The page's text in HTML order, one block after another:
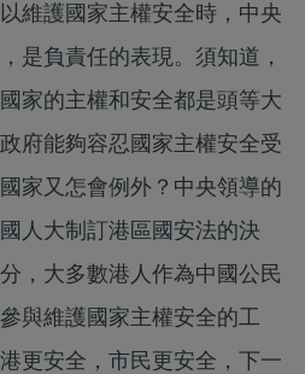
維護國家主權安全時，中央
是負責任的表現。須知道，
家的主權和安全都是頭等大
府能夠容忍國家主權安全受
家又怎會例外？中央領導的
人大制訂港區國安法的決
，大多數港人作為中國公民
與維護國家主權安全的工
更安全，市民更安全，下一